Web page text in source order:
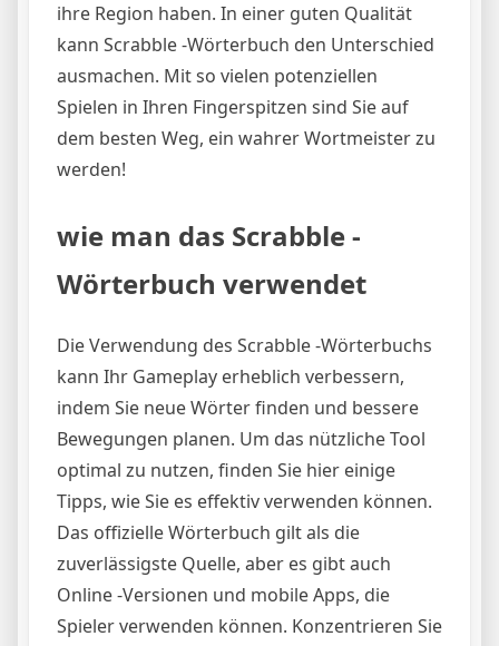
ihre Region haben. In einer guten Qualität
kann Scrabble -Wörterbuch den Unterschied
ausmachen. Mit so vielen potenziellen
Spielen in Ihren Fingerspitzen sind Sie auf
dem besten Weg, ein wahrer Wortmeister zu
werden!
wie man das Scrabble -
Wörterbuch verwendet
Die Verwendung des Scrabble -Wörterbuchs
kann Ihr Gameplay erheblich verbessern,
indem Sie neue Wörter finden und bessere
Bewegungen planen. Um das nützliche Tool
optimal zu nutzen, finden Sie hier einige
Tipps, wie Sie es effektiv verwenden können.
Das offizielle Wörterbuch gilt als die
zuverlässigste Quelle, aber es gibt auch
Online -Versionen und mobile Apps, die
Spieler verwenden können. Konzentrieren Sie